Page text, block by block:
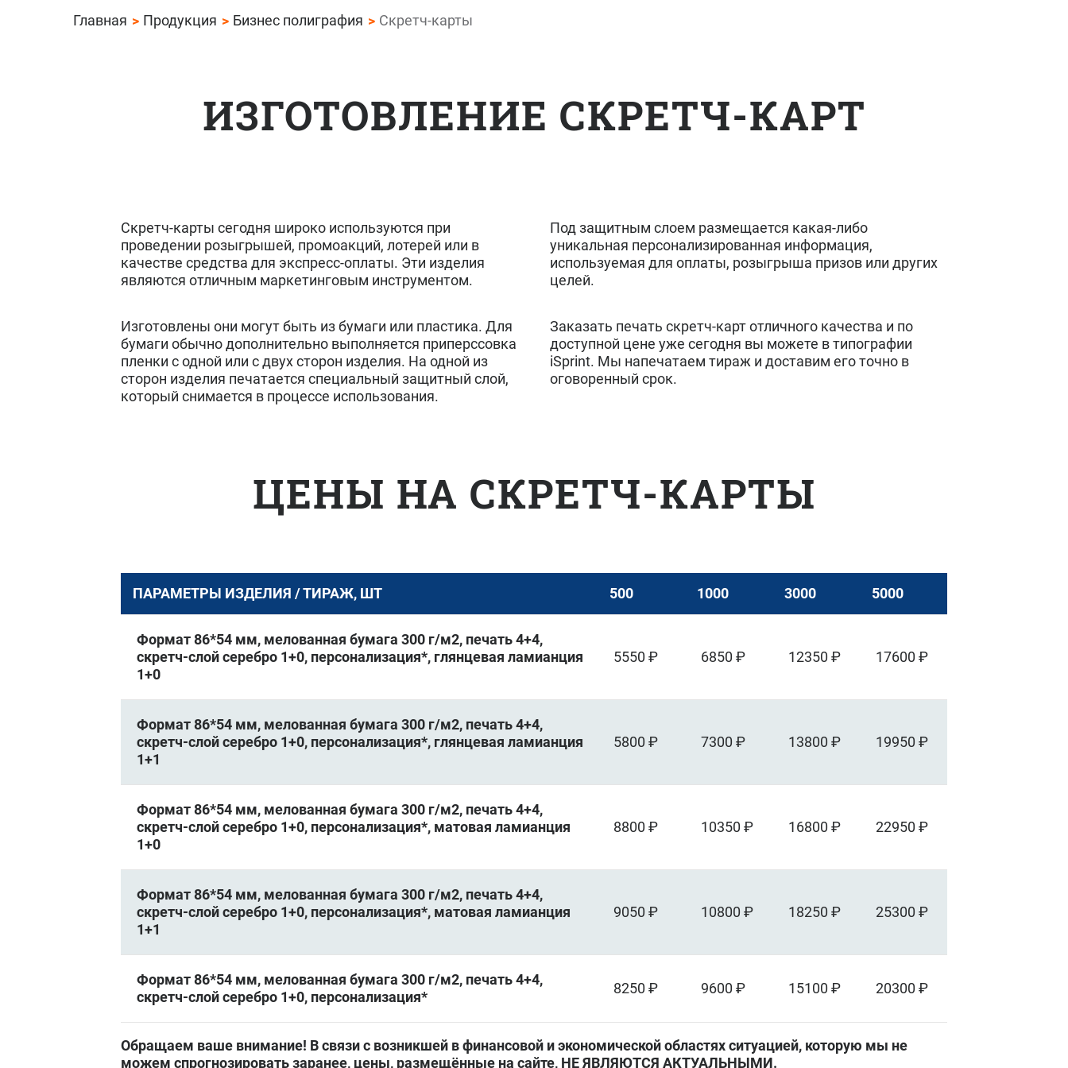
Главная Продукция Бизнес полиграфия Скретч-карты
ИЗГОТОВЛЕНИЕ СКРЕТЧ-КАРТ
Скретч-карты сегодня широко используются при
проведении розыгрышей, промоакций, лотерей или в
качестве средства для экспресс-оплаты. Эти изделия
являются отличным маркетинговым инструментом.
Изготовлены они могут быть из бумаги или пластика. Для
бумаги обычно дополнительно выполняется приперссовка
пленки с одной или с двух сторон изделия. На одной из
сторон изделия печатается специальный защитный слой,
который снимается в процессе использования.
Под защитным слоем размещается какая-либо
уникальная персонализированная информация,
используемая для оплаты, розыгрыша призов или других
целей.
Заказать печать скретч-карт отличного качества и по
доступной цене уже сегодня вы можете в типографии
iSprint. Мы напечатаем тираж и доставим его точно в
оговоренный срок.
ЦЕНЫ НА СКРЕТЧ-КАРТЫ
ПАРАМЕТРЫ ИЗДЕЛИЯ / ТИРАЖ, ШТ 500 1000 3000 5000
Формат 86*54 мм, мелованная бумага 300 г/м2, печать 4+4,
скретч-слой серебро 1+0, персонализация*, глянцевая ламианция
1+0
5550 ₽ 6850 ₽ 12350 ₽ 17600 ₽
Формат 86*54 мм, мелованная бумага 300 г/м2, печать 4+4,
скретч-слой серебро 1+0, персонализация*, глянцевая ламианция
1+1
5800 ₽ 7300 ₽ 13800 ₽ 19950 ₽
Формат 86*54 мм, мелованная бумага 300 г/м2, печать 4+4,
скретч-слой серебро 1+0, персонализация*, матовая ламианция
1+0
8800 ₽ 10350 ₽ 16800 ₽ 22950 ₽
Формат 86*54 мм, мелованная бумага 300 г/м2, печать 4+4,
скретч-слой серебро 1+0, персонализация*, матовая ламианция
1+1
9050 ₽ 10800 ₽ 18250 ₽ 25300 ₽
Формат 86*54 мм, мелованная бумага 300 г/м2, печать 4+4,
скретч-слой серебро 1+0, персонализация*
8250 ₽ 9600 ₽ 15100 ₽ 20300 ₽
Обращаем ваше внимание! В связи с возникшей в финансовой и экономической областях ситуацией, которую мы не
можем спрогнозировать заранее, цены, размещённые на сайте, НЕ ЯВЛЯЮТСЯ АКТУАЛЬНЫМИ.